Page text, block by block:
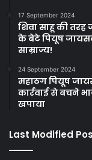
17 September 2024
शिवा साहू की तरह
के बेटे पियूष
साम्राज्य!
24 September 2024
महाठग पियूष
कार्रवाई से बचने
खपाया
Last Modified